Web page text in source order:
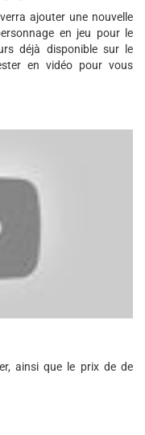
ajouter une nouvelle
en jeu pour le
déjà disponible sur le
en vidéo pour vous
ainsi que le prix de de